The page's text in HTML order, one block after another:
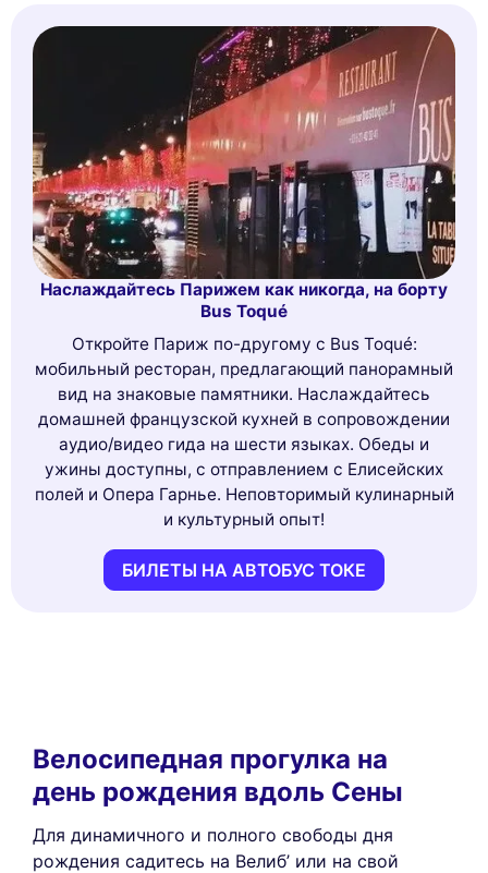
Наслаждайтесь Парижем как никогда, на борту
Bus Toqué
Откройте Париж по-другому с Bus Toqué:
мобильный ресторан, предлагающий панорамный
вид на знаковые памятники. Наслаждайтесь
домашней французской кухней в сопровождении
аудио/видео гида на шести языках. Обеды и
ужины доступны, с отправлением с Елисейских
полей и Опера Гарнье. Неповторимый кулинарный
и культурный опыт!
БИЛЕТЫ НА АВТОБУС ТОКЕ
Велосипедная прогулка на
день рождения вдоль Сены
Для динамичного и полного свободы дня
рождения садитесь на Велиб’ или на свой